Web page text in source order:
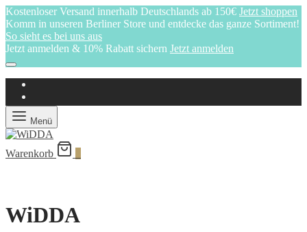
Kostenloser Versand innerhalb Deutschlands ab 150€ Jetzt shoppen
Komm in unseren Berliner Store und entdecke das ganze Sortiment!
So sieht es bei uns aus
Jetzt anmelden & 10% Rabatt sichern Jetzt anmelden
Menü
Warenkorb
WiDDA